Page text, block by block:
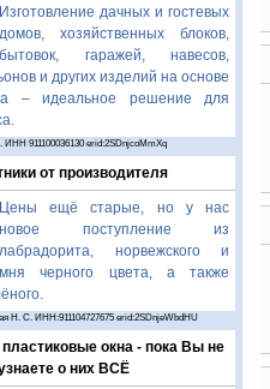
Изготовление дачных и гостевых
домов, хозяйственных блоков,
бытовок, гаражей, навесов,
и других изделий на основе
– идеальное решение для
911100036130 erid:2SDnjcoMmXq
от производителя
Цены ещё старые, но у нас
новое поступление из
лабрадорита, норвежского и
черного цвета, а также
Н. С. ИНН:911104727675 erid:2SDnjeWbdHU
пластиковые окна - пока Вы не
о них ВСЁ